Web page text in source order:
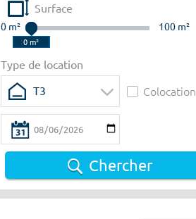
Surface
0 m² 100 m²
Type de location
T3
Colocation
Chercher